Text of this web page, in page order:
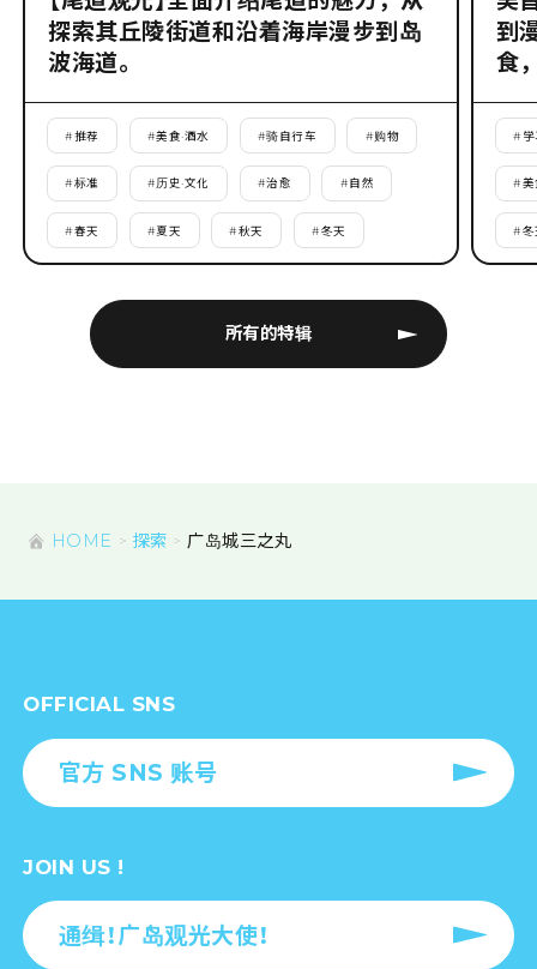
所有的特辑
探索其丘陵街道和沿着海岸漫步到岛
波海道。
#推荐 #美食·酒水 #骑自行车 #购物
#标准 #历史·文化 #治愈 #自然
#春天 #夏天 #秋天 #冬天
到
食
# 学
#美
#冬
HOME 探索 广岛城三之丸
OFFICIAL SNS
官方 SNS 账号
JOIN US !
通缉！广岛观光大使！